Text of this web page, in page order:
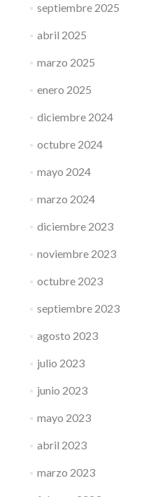
septiembre 2025
abril 2025
marzo 2025
enero 2025
diciembre 2024
octubre 2024
mayo 2024
marzo 2024
diciembre 2023
noviembre 2023
octubre 2023
septiembre 2023
agosto 2023
julio 2023
junio 2023
mayo 2023
abril 2023
marzo 2023